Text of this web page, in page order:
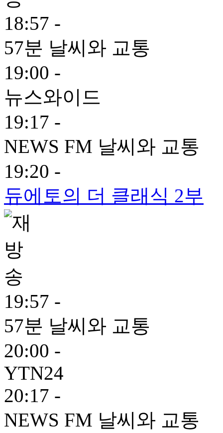
18:57 -
57분 날씨와 교통
19:00 -
뉴스와이드
19:17 -
NEWS FM 날씨와 교통
19:20 -
듀에토의 더 클래식 2부
19:57 -
57분 날씨와 교통
20:00 -
YTN24
20:17 -
NEWS FM 날씨와 교통